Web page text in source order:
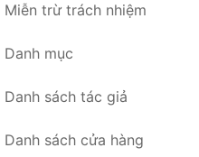
Miễn trừ trách nhiệm
Danh mục
Danh sách tác giả
Danh sách cửa hàng